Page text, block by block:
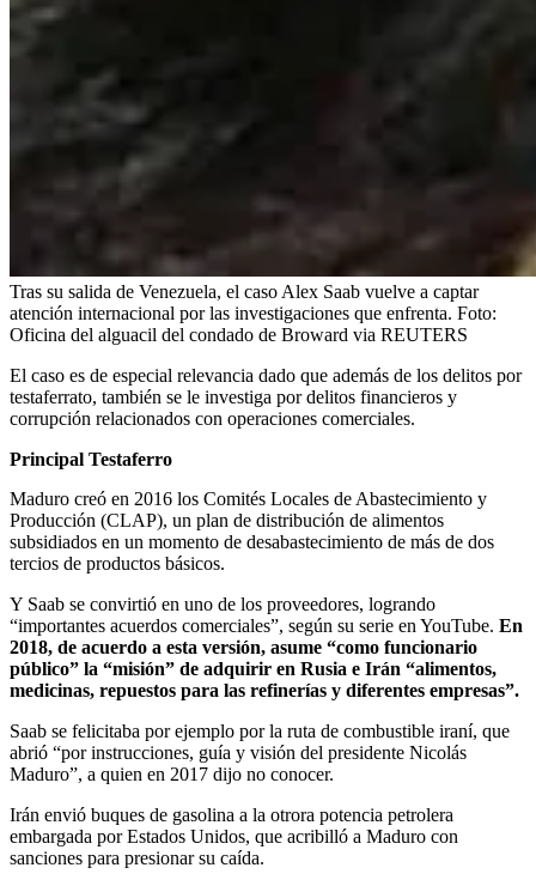
Tras su salida de Venezuela, el caso Alex Saab vuelve a captar
atención internacional por las investigaciones que enfrenta. Foto:
Oficina del alguacil del condado de Broward via REUTERS
El caso es de especial relevancia dado que además de los delitos por
testaferrato, también se le investiga por delitos financieros y
corrupción relacionados con operaciones comerciales.
Principal Testaferro
Maduro creó en 2016 los Comités Locales de Abastecimiento y
Producción (CLAP), un plan de distribución de alimentos
subsidiados en un momento de desabastecimiento de más de dos
tercios de productos básicos.
Y Saab se convirtió en uno de los proveedores, logrando
“importantes acuerdos comerciales”, según su serie en YouTube. En
2018, de acuerdo a esta versión, asume “como funcionario
público” la “misión” de adquirir en Rusia e Irán “alimentos,
medicinas, repuestos para las refinerías y diferentes empresas”.
Saab se felicitaba por ejemplo por la ruta de combustible iraní, que
abrió “por instrucciones, guía y visión del presidente Nicolás
Maduro”, a quien en 2017 dijo no conocer.
Irán envió buques de gasolina a la otrora potencia petrolera
embargada por Estados Unidos, que acribilló a Maduro con
sanciones para presionar su caída.